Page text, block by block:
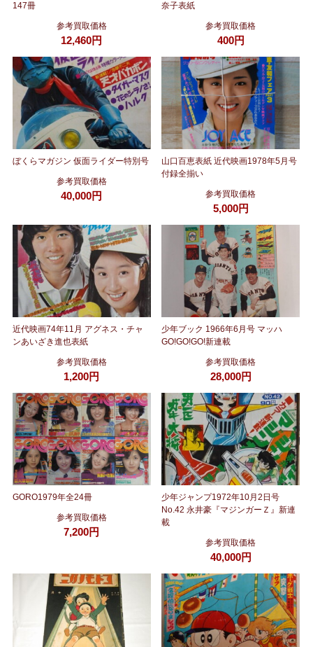
147冊
参考買取価格
12,460円
奈子表紙
参考買取価格
400円
ぼくらマガジン 仮面ライダー特別号
参考買取価格
40,000円
山口百恵表紙 近代映画1978年5月号
付録全揃い
参考買取価格
5,000円
近代映画74年11月 アグネス・チャ
ンあいざき進也表紙
参考買取価格
1,200円
少年ブック 1966年6月号 マッハ
GO!GO!GO!新連載
参考買取価格
28,000円
GORO1979年全24冊
参考買取価格
7,200円
少年ジャンプ1972年10月2日号
No.42 永井豪『マジンガーＺ』新連
載
参考買取価格
40,000円